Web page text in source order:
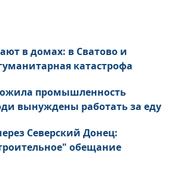
в домах: в Сватово и
катастрофа
промышленность
вынуждены работать за еду
Северский Донец:
обещание